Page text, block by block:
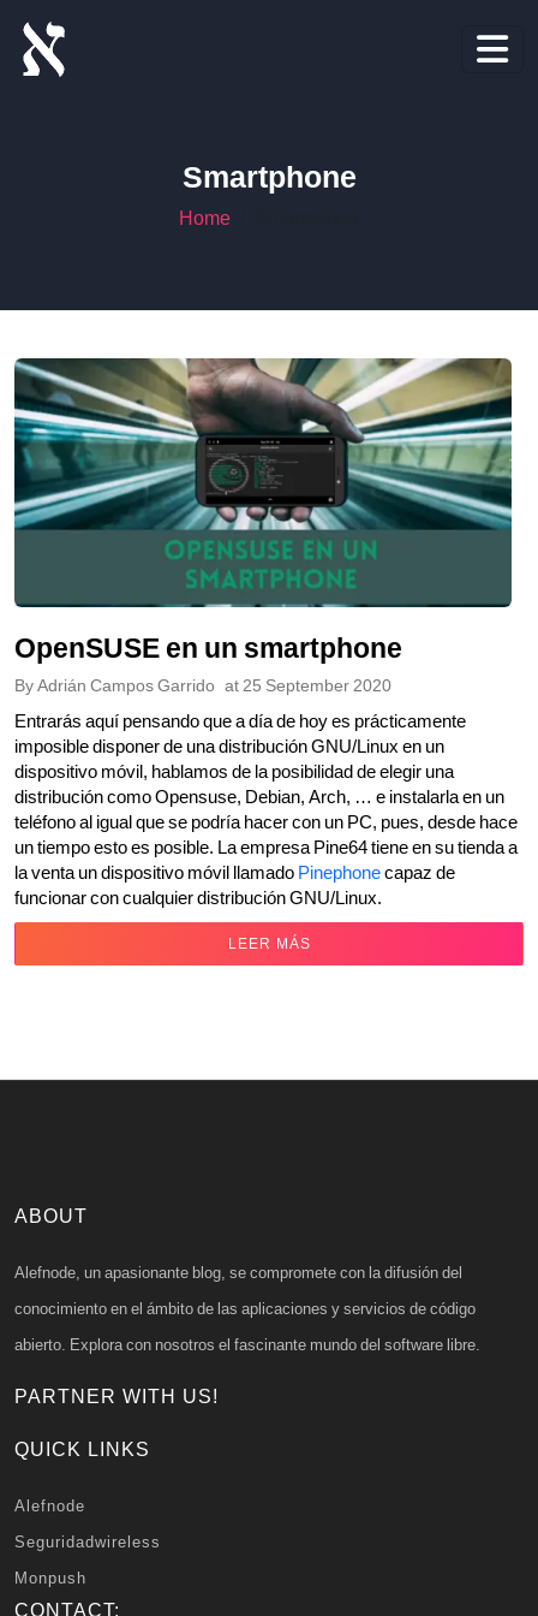
Smartphone
Home
OpenSUSE en un smartphone
ByAdrián Campos Garrido at25 September 2020
Entrarás aquí pensando que a día de hoy es prácticamente
imposible disponer de una distribución GNU/Linux en un
dispositivo móvil, hablamos de la posibilidad de elegir una
distribución como Opensuse, Debian, Arch, … e instalarla en un
teléfono al igual que se podría hacer con un PC, pues, desde hace
un tiempo esto es posible. La empresa Pine64 tiene en su tienda a
la venta un dispositivo móvil llamadoPinephonecapaz de
funcionar con cualquier distribución GNU/Linux.
LEER MÁS
ABOUT
Alefnode, un apasionante blog, se compromete con la difusión del
conocimiento en el ámbito de las aplicaciones y servicios de código
abierto. Explora con nosotros el fascinante mundo del software libre.
PARTNER WITH US!
QUICK LINKS
Alefnode
Seguridadwireless
Monpush
CONTACT: